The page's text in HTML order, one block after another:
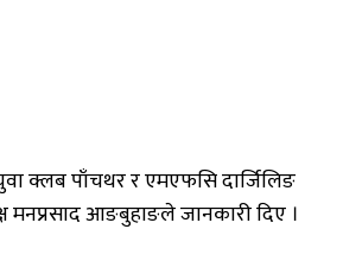
क्लबपाँचथररएमएफसिदार्जिलिङ
मनप्रसादआङबुहाङलेजानकारीदिए ।